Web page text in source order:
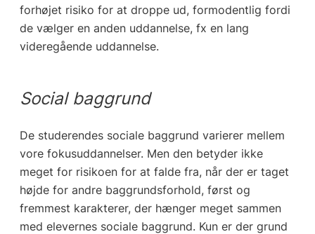
forhøjet risiko for at droppe ud, formodentlig fordi
de vælger en anden uddannelse, fx en lang
videregående uddannelse.
Social baggrund
De studerendes sociale baggrund varierer mellem
vore fokusuddannelser. Men den betyder ikke
meget for risikoen for at falde fra, når der er taget
højde for andre baggrundsforhold, først og
fremmest karakterer, der hænger meget sammen
med elevernes sociale baggrund. Kun er der grund